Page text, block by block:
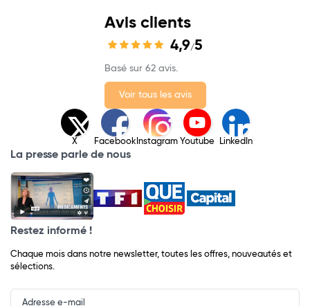
Avis clients
4,9/5
Basé sur 62 avis.
Voir tous les avis
X Facebook Instagram Youtube LinkedIn
La presse parle de nous
Restez informé !
Chaque mois dans notre newsletter, toutes les offres, nouveautés et
sélections.
Input
Newsletter